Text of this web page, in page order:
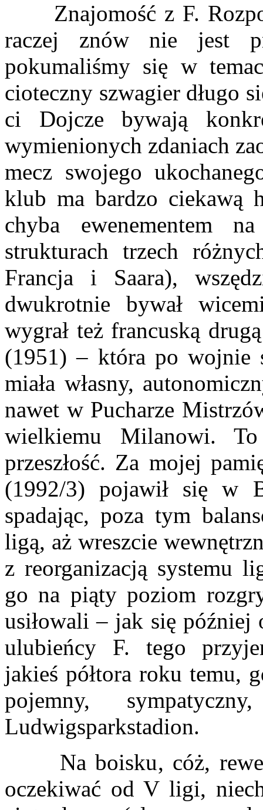
Znajomość z F.
raczej znów nie jest
pokumaliśmy się w
cioteczny szwagier długo
ci Dojcze bywają
wymienionych zdaniach
mecz swojego
klub ma bardzo ciekawą
chyba ewenementem
strukturach trzech
Francja i Saara),
dwukrotnie bywał
wygrał też francuską
(1951) – która po wojnie
miała własny,
nawet w Pucharze
wielkiemu Milanowi. To
przeszłość. Za mojej
(1992/3) pojawił się w
spadając, poza tym
ligą, aż wreszcie
z reorganizacją systemu
go na piąty poziom
usiłowali – jak się później
ulubieńcy F. tego
jakieś półtora roku temu,
pojemny,
Ludwigsparkstadion.
Na boisku, cóż,
oczekiwać od V ligi,